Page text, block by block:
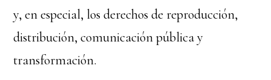
y, en especial, los derechos de reproducción,
distribución, comunicación pública y
transformación.